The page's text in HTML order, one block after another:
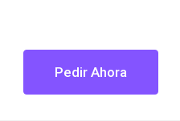
Pedir Ahora